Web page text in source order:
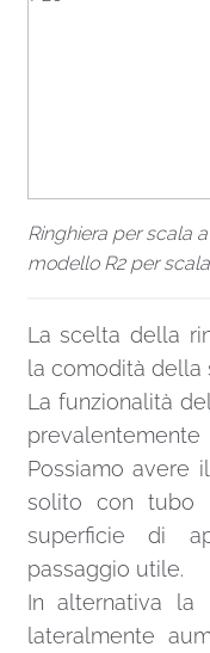
Ringhiera per scala
modello R2 per
La scelta della
la comodità della
La funzionalità
Possiamo avere
solito con tubo
superficie di
passaggio utile.
In alternativa la
lateralmente